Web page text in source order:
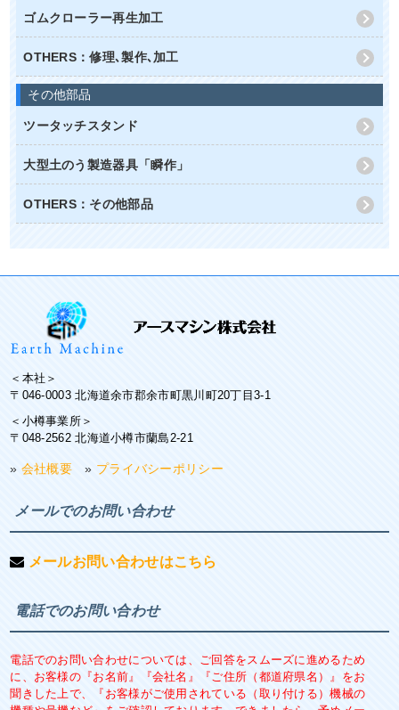
ゴムクローラー再生加工
OTHERS：修理､製作､加工
その他部品
ツータッチスタンド
大型土のう製造器具「瞬作」
OTHERS：その他部品
＜本社＞
〒046-0003 北海道余市郡余市町黒川町20丁目3-1
＜小樽事業所＞
〒048-2562 北海道小樽市蘭島2-21
» 会社概要 » プライバシーポリシー
メールでのお問い合わせ
メールお問い合わせはこちら
電話でのお問い合わせ
電話でのお問い合わせについては、ご回答をスムーズに進めるため
に、お客様の『お名前』『会社名』『ご住所（都道府県名）』をお
聞きした上で、『お客様がご使用されている（取り付ける）機械の